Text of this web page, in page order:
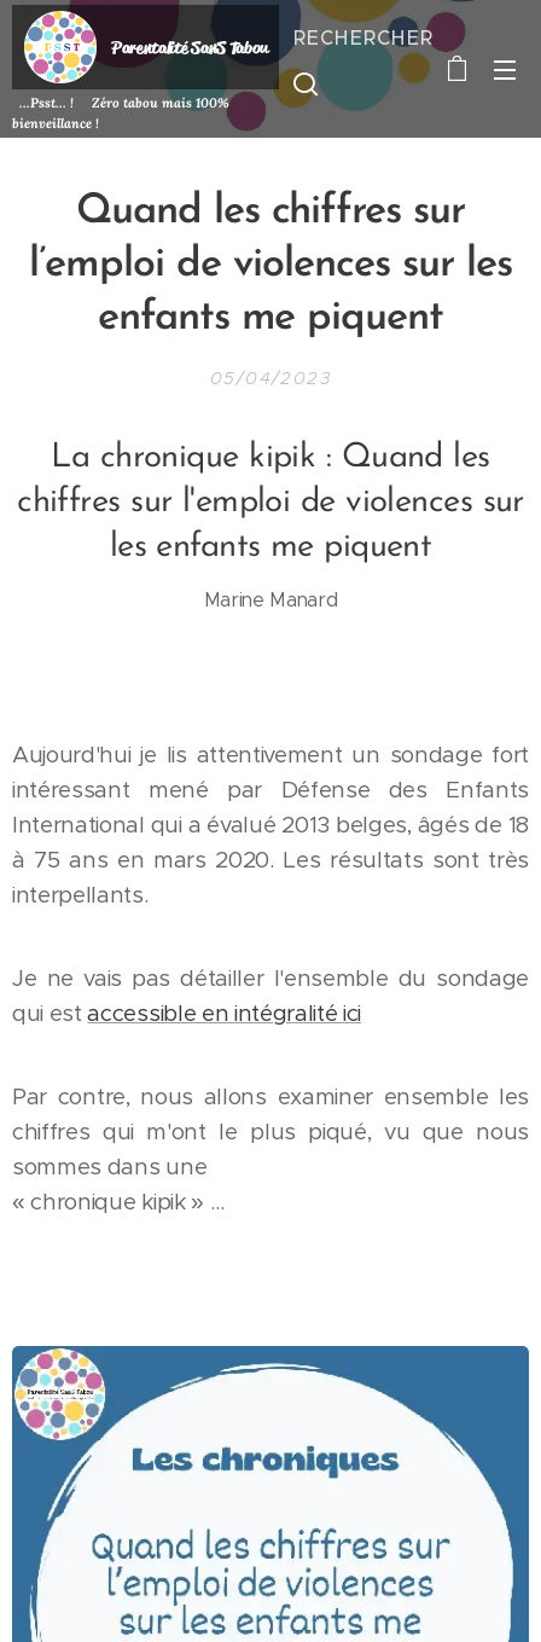
Parentalité SanSTabou
...Psst... ! Zéro tabou mais 100%
bienveillance !
RECHERCHER
Quand les chiffres sur
l’emploi de violences sur les
enfants me piquent
05/04/2023
La chronique kipik : Quand les
chiffres sur l'emploi de violences sur
les enfants me piquent
Marine Manard
Aujourd'hui je lis attentivement un sondage fort
intéressant mené par Défense des Enfants
International qui a évalué 2013 belges, âgés de 18
à 75 ans en mars 2020. Les résultats sont très
interpellants.
Je ne vais pas détailler l'ensemble du sondage
qui estaccessible en intégralité ici
Par contre, nous allons examiner ensemble les
chiffres qui m'ont le plus piqué, vu que nous
sommes dans une
« chronique kipik » …